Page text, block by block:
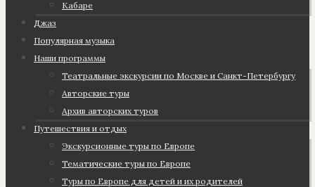
Кабаре
Джаз
Популярная музыка
Наши программы
Театральные экскурсии по Москве и Санкт-Петербургу
Авторские туры
Архив авторских туров
Путешествия и отдых
Экскурсионные туры по Европе
Тематические туры по Европе
Туры по Европе для детей и их родителей